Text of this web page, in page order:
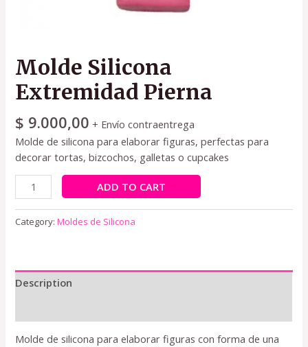
Molde Silicona
Extremidad Pierna
$ 9.000,00 + Envío contraentrega
Molde de silicona para elaborar figuras, perfectas para
decorar tortas, bizcochos, galletas o cupcakes
ADD TO CART
Category:Moldes de Silicona
Description
Molde de silicona para elaborar figuras con forma de una